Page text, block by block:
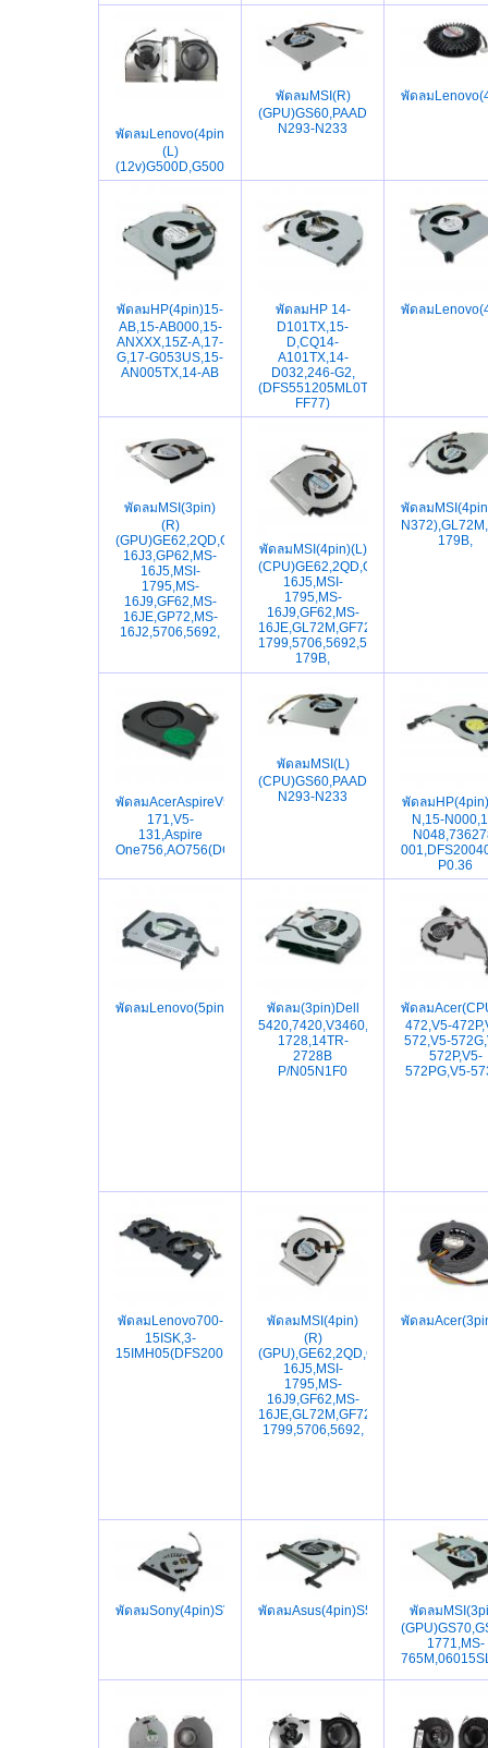
พัดลมLenovo(4pin)
(L)
(12v)G500D,G500V,G5000,15IRH8(DFS5L22H15G86B)
พัดลมMSI(R)
(GPU)GS60,PAAD06015SL-
N293-N233
พัดลม
พัดลมHP(4pin)15-
AB,15-AB000,15-
ANXXX,15Z-A,17-
G,17-G053US,15-
AN005TX,14-AB
พัดลมHP 14-
D101TX,15-
D,CQ14-
A101TX,14-
D032,246-G2,
(DFS551205ML0T-
FF77)
พัดลม
พัดลมMSI(3pin)
(R)
(GPU)GE62,2QD,GE72,2QE,GL62,GL72,MS-
16J3,GP62,MS-
16J5,MSI-
1795,MS-
16J9,GF62,MS-
16JE,GP72,MS-
16J2,5706,5692,
พัดลมMSI(4pin)(L)
16J5,MSI-
1795,MS-
16J9,GF62,MS-
1799,5706,5692,5692,MS-
179B,
พัดลม
179B,
พัดลมAcerAspireV5-
171,V5-
131,Aspire
One756,AO756(DC28000BPA0)
พัดลมMSI(L)
(CPU)GS60,PAAD06015SL-
N293-N233
พัดลม
N,15-
P0.36
พัดลม
พัดลม(3pin)Dell
5420,7420,V3460,14R,14TD,14R-
1728,14TR-
2728B
P/N05N1F0
พัดลม
472,V5-
572,V5-
572P,V5-
572PG,V5-
พัดลมLenovo700-
15ISK,3-
15IMH05(DFS2001059AOT)Gaming3,
พัดลมMSI(4pin)
(R)
16J5,MSI-
1795,MS-
16J9,GF62,MS-
1799,5706,5692,
พัดลม
พัดลม พัดลม
พัดลม
1771,MS-